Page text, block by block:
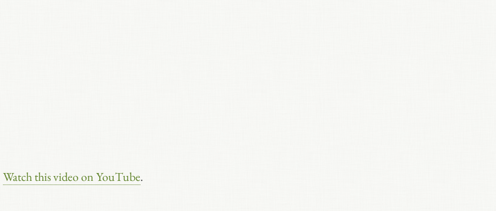
Watch this video on YouTube.